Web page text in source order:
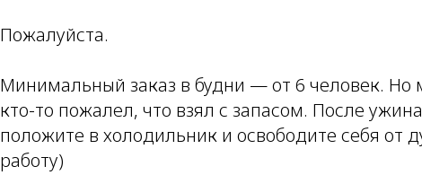
Пожалуйста.
Минимальный заказ в будни — от 6 человек. Но
кто-то пожалел, что взял с запасом. После
положите в холодильник и освободите себя от
работу)